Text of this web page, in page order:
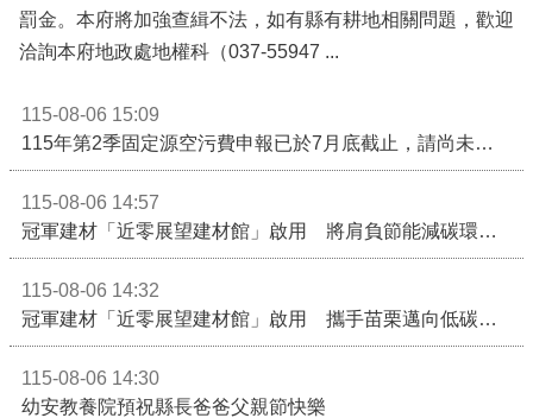
罰金。本府將加強查緝不法，如有縣有耕地相關問題，歡迎
115-08-06 15:09
115-08-06 14:57
115-08-06 14:32
115-08-06 14:30
幼安教養院預祝縣長爸爸父親節快樂